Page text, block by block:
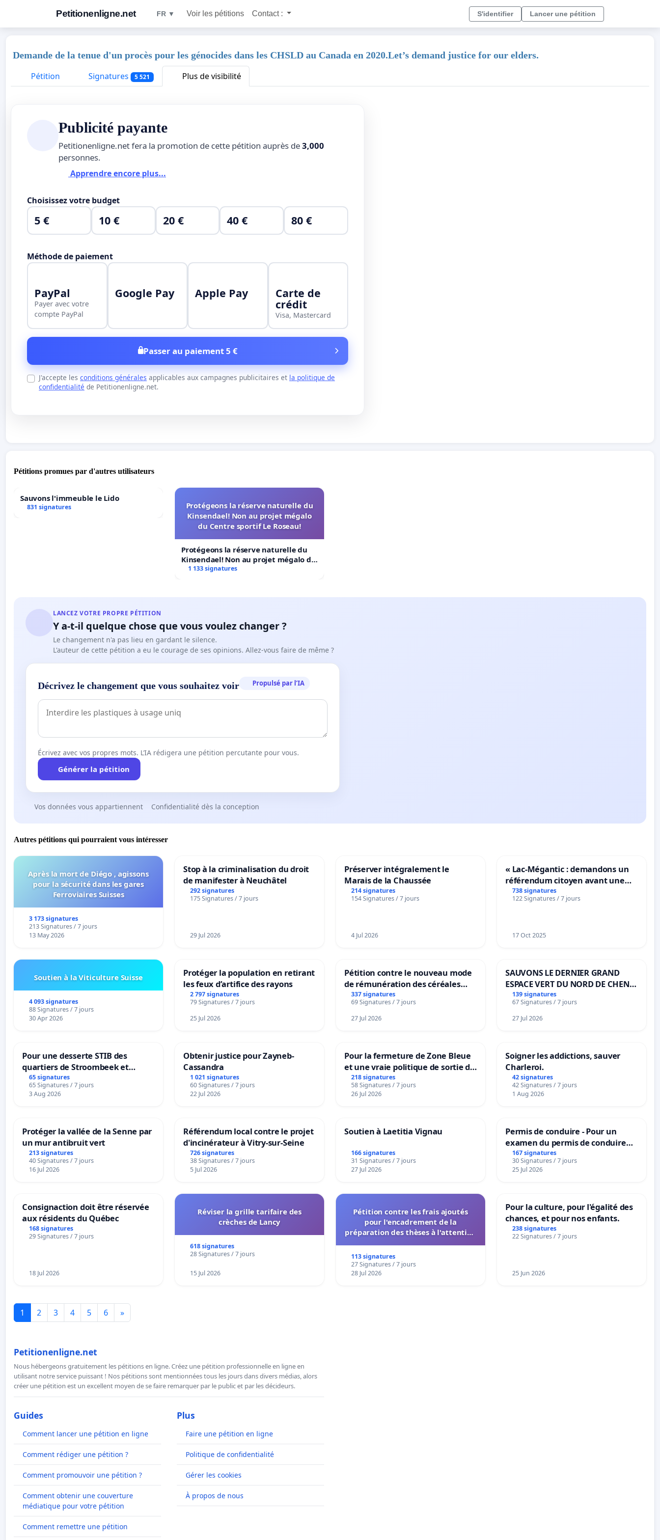
Petitionenligne.net FR ▼ Voir les pétitions Contact : S'identifier Lancer une pétition
Demande de la tenue d'un procès pour les génocides dans les CHSLD au Canada en 2020.Let’s demand justice for our elders.
Pétition
Signatures 5 521 Plus de visibilité
Publicité payante
Petitionenligne.net fera la promotion de cette pétition auprès de3,000
personnes.
Apprendre encore plus...
Choisissez votre budget
5 € 10 € 20 € 40 € 80 €
Méthode de paiement
PayPal
Payer avec votre
compte PayPal
Google Pay Apple Pay Carte de
crédit
Visa, Mastercard
Passer au paiement 5 €
J'accepte les conditions générales applicables aux campagnes publicitaires et la politique de
confidentialité de Petitionenligne.net.
Pétitions promues par d'autres utilisateurs
Sauvons l'immeuble le Lido
831 signatures
Protégeons la réserve naturelle du
Kinsendael! Non au projet mégalo
du Centre sportif Le Roseau!
Protégeons la réserve naturelle du
Kinsendael! Non au projet mégalo du
Centre sportif Le Roseau!
1 133 signatures
LANCEZ VOTRE PROPRE PÉTITION
Y a-t-il quelque chose que vous voulez changer ?
Le changement n'a pas lieu en gardant le silence.
L'auteur de cette pétition a eu le courage de ses opinions. Allez-vous faire de même ?
Décrivez le changement que vous souhaitez voir Propulsé par l’IA
Écrivez avec vos propres mots. L’IA rédigera une pétition percutante pour vous.
Générer la pétition
Vos données vous appartiennent Confidentialité dès la conception
Autres pétitions qui pourraient vous intéresser
Après la mort de Diégo , agissons
pour la sécurité dans les gares
Ferroviaires Suisses
3 173 signatures
213 Signatures / 7 jours
13 May 2026
Stop à la criminalisation du droit
de manifester à Neuchâtel
292 signatures
175 Signatures / 7 jours
29 Jul 2026
Préserver intégralement le
Marais de la Chaussée
214 signatures
154 Signatures / 7 jours
4 Jul 2026
« Lac-Mégantic : demandons un
référendum citoyen avant une
transformation irréversible de
notre territoire »
738 signatures
122 Signatures / 7 jours
17 Oct 2025
Soutien à la Viticulture Suisse
4 093 signatures
88 Signatures / 7 jours
30 Apr 2026
Protéger la population en retirant
les feux d’artifice des rayons
2 797 signatures
79 Signatures / 7 jours
25 Jul 2026
Pétition contre le nouveau mode
de rémunération des céréales
panifiables de Swiss granum basé
sur la teneur en protéines
337 signatures
69 Signatures / 7 jours
27 Jul 2026
SAUVONS LE DERNIER GRAND
ESPACE VERT DU NORD DE CHENE-
BOUGERIES
139 signatures
67 Signatures / 7 jours
27 Jul 2026
Pour une desserte STIB des
quartiers de Stroombeek et
Beauval - Voor een MIVB-
bediening van de wijken
Strombeek en Het Voor
65 signatures
65 Signatures / 7 jours
3 Aug 2026
Obtenir justice pour Zayneb-
Cassandra
1 021 signatures
60 Signatures / 7 jours
22 Jul 2026
Pour la fermeture de Zone Bleue
et une vraie politique de sortie de
la dépendance
218 signatures
58 Signatures / 7 jours
26 Jul 2026
Soigner les addictions, sauver
Charleroi.
42 signatures
42 Signatures / 7 jours
1 Aug 2026
Protéger la vallée de la Senne par
un mur antibruit vert
213 signatures
40 Signatures / 7 jours
16 Jul 2026
Référendum local contre le projet
d'incinérateur à Vitry-sur-Seine
726 signatures
38 Signatures / 7 jours
5 Jul 2026
Soutien à Laetitia Vignau
166 signatures
31 Signatures / 7 jours
27 Jul 2026
Permis de conduire - Pour un
examen du permis de conduire
accessible dans plusieurs langues
à Bruxelles
167 signatures
30 Signatures / 7 jours
25 Jul 2026
Consignaction doit être réservée
aux résidents du Québec
168 signatures
29 Signatures / 7 jours
18 Jul 2026
Réviser la grille tarifaire des
crèches de Lancy
618 signatures
28 Signatures / 7 jours
15 Jul 2026
Pétition contre les frais ajoutés
pour l'encadrement de la
préparation des thèses à l'attention
décisionnelles de l'UIASS
113 signatures
27 Signatures / 7 jours
28 Jul 2026
Pour la culture, pour l'égalité des
chances, et pour nos enfants.
238 signatures
22 Signatures / 7 jours
25 Jun 2026
1 2 3 4 5 6 »
Petitionenligne.net
Nous hébergeons gratuitement les pétitions en ligne. Créez une pétition professionnelle en ligne en
utilisant notre service puissant ! Nos pétitions sont mentionnées tous les jours dans divers médias, alors
créer une pétition est un excellent moyen de se faire remarquer par le public et par les décideurs.
Guides
Comment lancer une pétition en ligne
Comment rédiger une pétition ?
Comment promouvoir une pétition ?
Comment obtenir une couverture
médiatique pour votre pétition
Comment remettre une pétition
Plus
Faire une pétition en ligne
Politique de confidentialité
Gérer les cookies
À propos de nous